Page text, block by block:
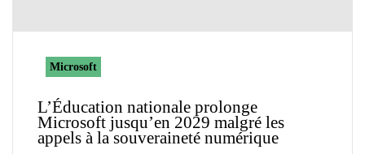
Microsoft
L’Éducation nationale prolonge
Microsoft jusqu’en 2029 malgré les
appels à la souveraineté numérique